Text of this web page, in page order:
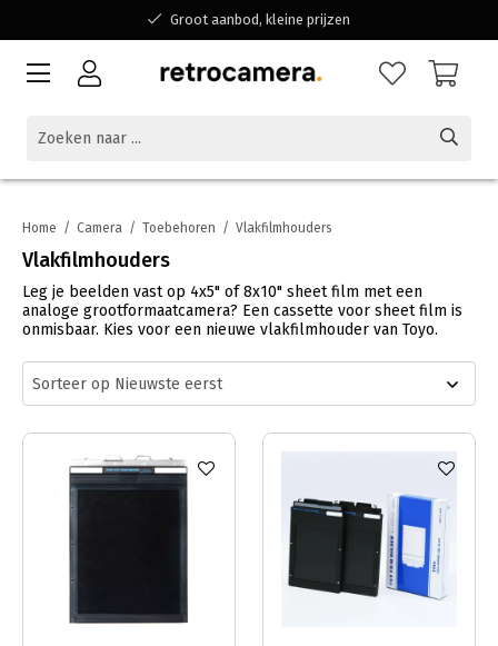
Groot aanbod, kleine prijzen
Bereikbaar voor al jouw vragen
Home / Camera / Toebehoren / Vlakfilmhouders
Vlakfilmhouders
Leg je beelden vast op 4x5" of 8x10" sheet film met een
analoge grootformaatcamera? Een cassette voor sheet film is
onmisbaar. Kies voor een nieuwe vlakfilmhouder van Toyo.